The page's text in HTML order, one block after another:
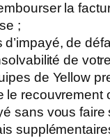
la
;
d’impayé, de
de
de Yellow
le recouvrement
sans vous